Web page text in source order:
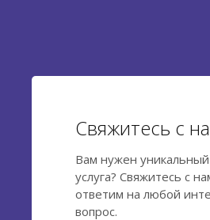
Свяжитесь с
Вам нужен
услуга? Свяжитесь с
ответим на любой
вопрос.